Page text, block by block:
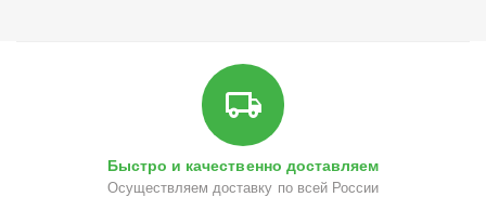
Быстро и качественно доставляем
Осуществляем доставку по всей России